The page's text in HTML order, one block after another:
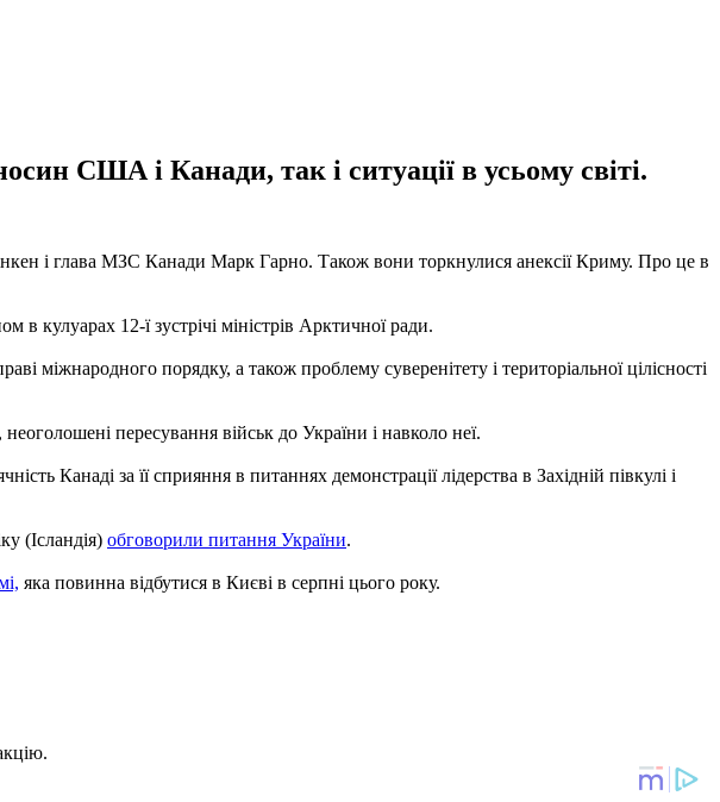
США і Канади, так і ситуації в усьому світі.
і глава МЗС Канади Марк Гарно. Також вони торкнулися анексії Криму. Про це в
кулуарах 12-ї зустрічі міністрів Арктичної ради.
міжнародного порядку, а також проблему суверенітету і територіальної цілісності
пересування військ до України і навколо неї.
Канаді за її сприяння в питаннях демонстрації лідерства в Західній півкулі і
(Ісландія) обговорили питання України.
яка повинна відбутися в Києві в серпні цього року.